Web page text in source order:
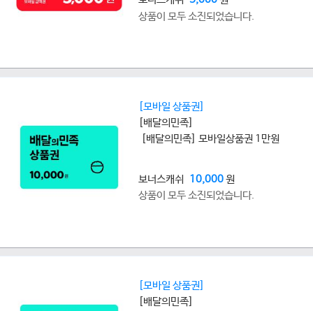
상품이 모두 소진되었습니다.
[모바일 상품권]
[배달의민족]
[배달의민족] 모바일상품권 1만원
보너스캐쉬 10,000원
상품이 모두 소진되었습니다.
[모바일 상품권]
[배달의민족]